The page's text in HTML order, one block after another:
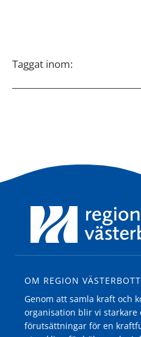
Taggat inom:
OM REGION
Genom att samla kraft och
organisation blir vi starkare
förutsättningar för en